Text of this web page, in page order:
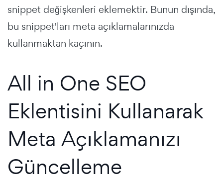
snippet değişkenleri eklemektir. Bunun dışında,
bu snippet'ları meta açıklamalarınızda
kullanmaktan kaçının.
All in One SEO
Eklentisini Kullanarak
Meta Açıklamanızı
Güncelleme